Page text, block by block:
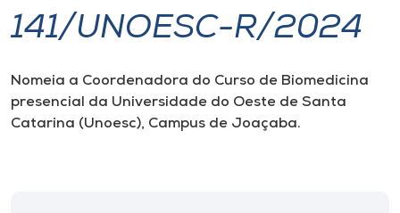
I.nova
Diplomados
141/UNOESC-R/2024
Nomeia a Coordenadora do Curso de Biomedicina
presencial da Universidade do Oeste de Santa
Catarina (Unoesc), Campus de Joaçaba.